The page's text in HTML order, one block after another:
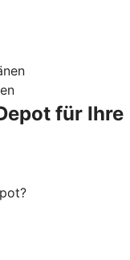
für Ihre